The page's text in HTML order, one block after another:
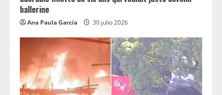
ballerine
Ana Paula García 30 julio 2026